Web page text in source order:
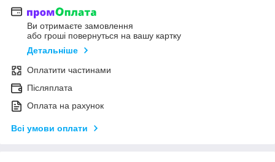
Ви отримаєте замовлення
або гроші повернуться на вашу картку
Детальніше
Оплатити частинами
Післяплата
Оплата на рахунок
Всі умови оплати